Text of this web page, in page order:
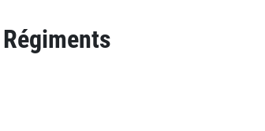
Régiments